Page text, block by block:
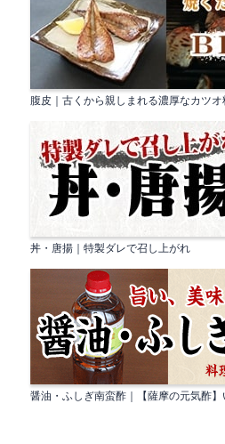
腹皮｜古くから親しまれる濃厚なカツオ
丼・唐揚｜特製ダレで召し上がれ
醤油・ふしぎ南蛮酢｜【薩摩の元気酢